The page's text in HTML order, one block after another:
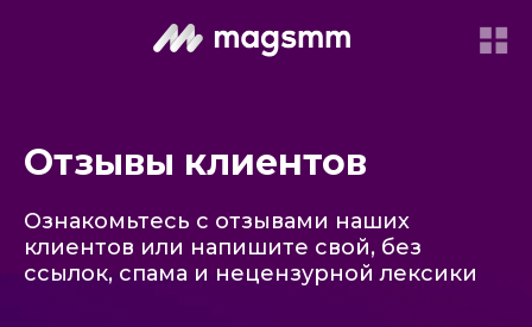
Отзывы клиентов
Ознакомьтесь с отзывами наших
клиентов или напишите свой, без
ссылок, спама и нецензурной лексики